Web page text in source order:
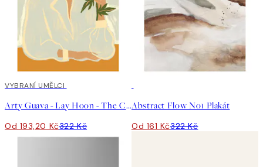
40%*
VYBRANÍ UMĚLCI
Arty Guava - Lay Hoon - The Chrysanthemum Plakát
Od 193,20 Kč322 Kč
Abstract Flow No1 Plakát
Od 161 Kč322 Kč